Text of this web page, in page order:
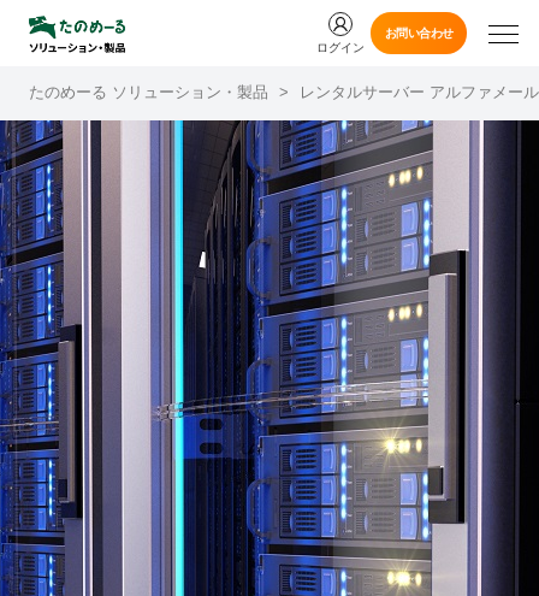
ログイン
お問い合わせ
たのめーる ソリューション・製品 > レンタルサーバー アルファメール